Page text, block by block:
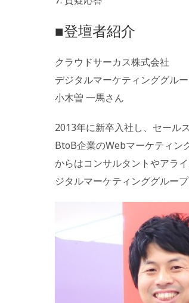
■登壇者紹介
クラウドサーカス株式会社
デジタルマーケティンググル
小木曽 一馬さん
2013年に新卒入社し、セール
BtoB企業のWebマーケティン
からはコンサルタントやアラ
ジタルマーケティンググルー